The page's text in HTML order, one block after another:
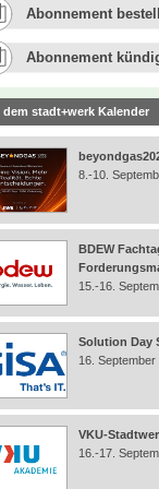
Abonnement
Abonnement
dem stadt+werk Kalender
8.-10.
BDEW
15.-16.
Solution Day
16.
VKU-
16.-17.